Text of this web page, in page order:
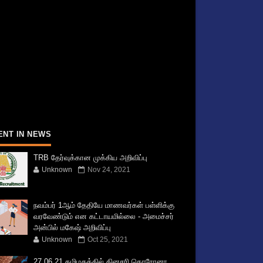
IN NEWS
TRB தேர்வுக்கான முக்கிய அறிவிப்பு
Unknown Nov 24, 2021
நவம்பர் 1ஆம் தேதியே மாணவர்கள் பள்ளிக்கு
வரவேண்டும் என கட்டாயமில்லை - அமைச்சர்
அன்பில் மகேஷ் அறிவிப்பு
Unknown Oct 25, 2021